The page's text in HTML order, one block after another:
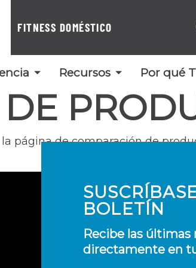
FITNESS DOMÉSTICO
Recursos Por qué
página de comparación de
BOLETÍN
Recibe las últimas
directamente en